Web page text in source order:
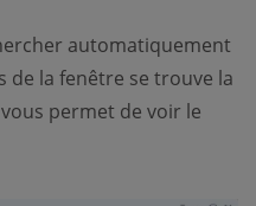
automatiquement
de la fenêtre se trouve la
permet de voir le